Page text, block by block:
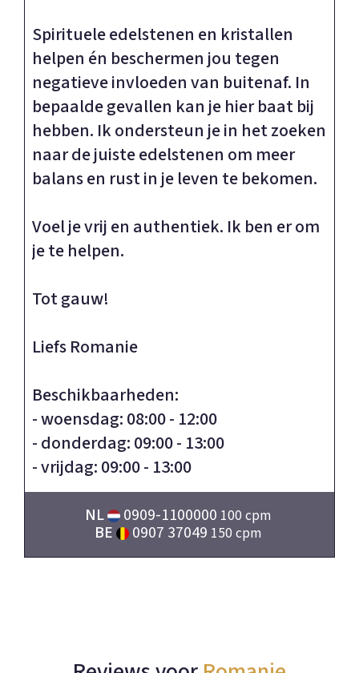
Spirituele edelstenen en kristallen
helpen én beschermen jou tegen
negatieve invloeden van buitenaf. In
bepaalde gevallen kan je hier baat bij
hebben. Ik ondersteun je in het zoeken
naar de juiste edelstenen om meer
balans en rust in je leven te bekomen.
Voel je vrij en authentiek. Ik ben er om
je te helpen.
Tot gauw!
Liefs Romanie
Beschikbaarheden:
- woensdag: 08:00 - 12:00
- donderdag: 09:00 - 13:00
- vrijdag: 09:00 - 13:00
NL 0909-1100000 100 cpm
BE 0907 37049 150 cpm